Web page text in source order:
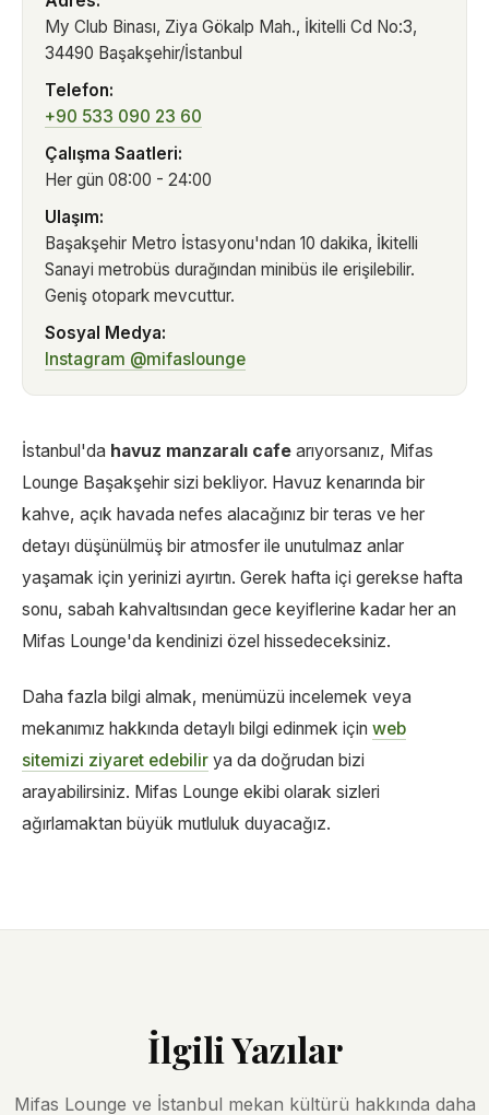
My Club Binası, Ziya Gökalp Mah., İkitelli Cd No:3,
34490 Başakşehir/İstanbul
Telefon:
+90 533 090 23 60
Çalışma Saatleri:
Her gün 08:00 - 24:00
Ulaşım:
Başakşehir Metro İstasyonu'ndan 10 dakika, İkitelli
Sanayi metrobüs durağından minibüs ile erişilebilir.
Geniş otopark mevcuttur.
Sosyal Medya:
Instagram @mifaslounge
İstanbul'da havuz manzaralı cafe arıyorsanız, Mifas
Lounge Başakşehir sizi bekliyor. Havuz kenarında bir
kahve, açık havada nefes alacağınız bir teras ve her
detayı düşünülmüş bir atmosfer ile unutulmaz anlar
yaşamak için yerinizi ayırtın. Gerek hafta içi gerekse hafta
sonu, sabah kahvaltısından gece keyiflerine kadar her an
Mifas Lounge'da kendinizi özel hissedeceksiniz.
Daha fazla bilgi almak, menümüzü incelemek veya
mekanımız hakkında detaylı bilgi edinmek için web
sitemizi ziyaret edebilir ya da doğrudan bizi
arayabilirsiniz. Mifas Lounge ekibi olarak sizleri
ağırlamaktan büyük mutluluk duyacağız.
İlgili Yazılar
Mifas Lounge ve İstanbul mekan kültürü hakkında daha